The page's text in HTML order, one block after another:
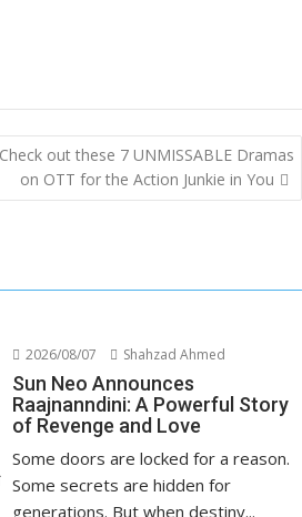
out these 7 UNMISSABLE Dramas
on OTT for the Action Junkie in You
2026/08/07 Shahzad Ahmed
Sun Neo Announces
Raajnanndini: A Powerful Story
of Revenge and Love
Some doors are locked for a reason.
Some secrets are hidden for
generations. But when destiny...